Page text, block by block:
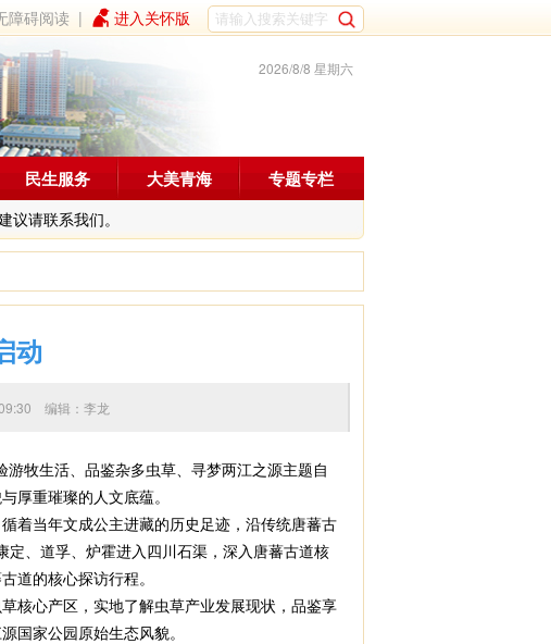
障碍阅读 | 进入关怀版
2026/8/8 星期六
请联系我们。
民生服务 大美青海 专题专栏
动
09:30 编辑：李龙
牧生活、品鉴杂多虫草、寻梦两江之源主题自
厚重璀璨的人文底蕴。
当年文成公主进藏的历史足迹，沿传统唐蕃古
、道孚、炉霍进入四川石渠，深入唐蕃古道核
道的核心探访行程。
心产区，实地了解虫草产业发展现状，品鉴享
国家公园原始生态风貌。